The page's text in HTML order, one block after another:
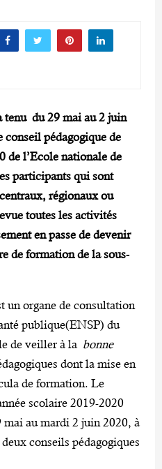
tenu du 29 mai au 2 juin
pédagogique de
de l’Ecole nationale de
participants qui sont
régionaux ou
toutes les activités
en passe de devenir
de formation de la sous-
un organe de consultation
publique(ENSP) du
de veiller à la bonne
dont la mise en
de formation. Le
scolaire 2019-2020
mai au mardi 2 juin 2020, à
conseils pédagogiques